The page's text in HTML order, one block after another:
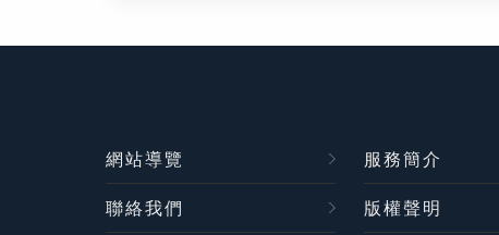
網站導覽 服務簡介
聯絡我們 版權聲明